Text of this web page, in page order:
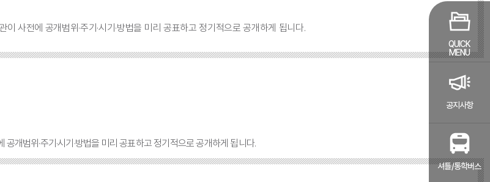
QUICK
MENU
공지사항
셔틀/통학버스
사전에 공개범위·주기·시기·방법을 미리 공표하고 정기적으로 공개하게 됩니다.
개범위·주기·시기·방법을 미리 공표하고 정기적으로 공개하게 됩니다.